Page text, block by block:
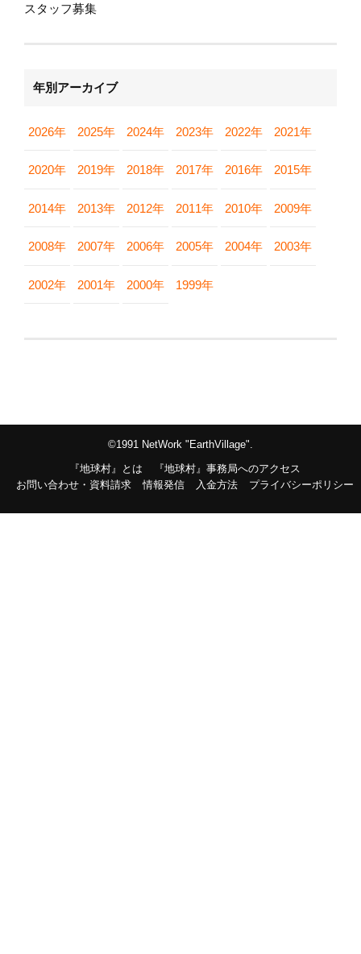
スタッフ募集
年別アーカイブ
2026年 2025年 2024年 2023年 2022年 2021年
2020年 2019年 2018年 2017年 2016年 2015年
2014年 2013年 2012年 2011年 2010年 2009年
2008年 2007年 2006年 2005年 2004年 2003年
2002年 2001年 2000年 1999年
©1991 NetWork "EarthVillage".
『地球村』とは
『地球村』事務局へのアクセス
お問い合わせ・資料請求
情報発信 入金方法 プライバシーポリシー